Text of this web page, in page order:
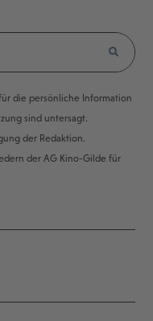
die persönliche Information
sind untersagt.
der Redaktion.
der AG Kino-Gilde für